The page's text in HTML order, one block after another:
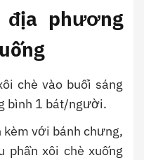
địa phương
chè vào buổi sáng
bình 1 bát/người.
kèm với bánh chưng,
phần xôi chè xuống